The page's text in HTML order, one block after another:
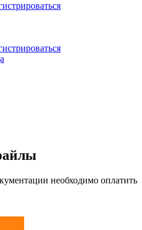
необходимо оплатить